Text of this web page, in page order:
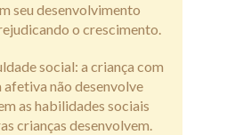
seu desenvolvimento
o crescimento.
social: a criança com
afetiva não desenvolve
as habilidades sociais
crianças desenvolvem.